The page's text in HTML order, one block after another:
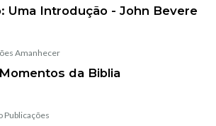
Uma Introdução - John Bevere
Amanhecer
da Biblia
Publicações